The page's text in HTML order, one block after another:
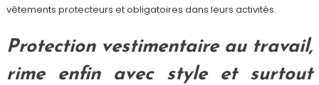
vêtements protecteurs et obligatoires dans leurs activités.
Protection vestimentaire au travail,
rime enfin avec style et surtout